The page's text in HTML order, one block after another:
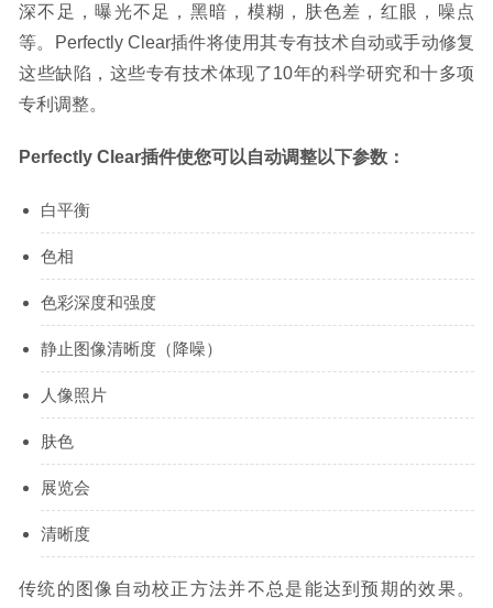
深不足，曝光不足，黑暗，模糊，肤色差，红眼，噪点
等。Perfectly Clear插件将使用其专有技术自动或手动修复
这些缺陷，这些专有技术体现了10年的科学研究和十多项
专利调整。
Perfectly Clear插件使您可以自动调整以下参数：
白平衡
色相
色彩深度和强度
静止图像清晰度（降噪）
人像照片
肤色
展览会
清晰度
传统的图像自动校正方法并不总是能达到预期的效果。